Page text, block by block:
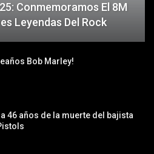
Conmemoramos El 8M
Leyendas Del Rock
Bob Marley!
46 años de la muerte del bajista